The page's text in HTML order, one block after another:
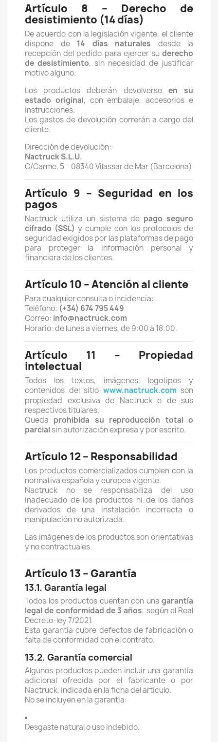
Artículo 8 – Derecho de
desistimiento (14 días)
De acuerdo con la legislación vigente, el cliente
dispone de 14 días naturales desde la
recepción del pedido para ejercer su derecho
de desistimiento, sin necesidad de justificar
motivo alguno.
Los productos deberán devolverse en su
estado original, con embalaje, accesorios e
instrucciones.
Los gastos de devolución correrán a cargo del
cliente.
Dirección de devolución:
Nactruck S.L.U.
C/Carme, 5 – 08340 Vilassar de Mar (Barcelona)
Artículo 9 – Seguridad en los
pagos
Nactruck utiliza un sistema de pago seguro
cifrado (SSL) y cumple con los protocolos de
seguridad exigidos por las plataformas de pago
para proteger la información personal y
financiera de los clientes.
Artículo 10 – Atención al cliente
Para cualquier consulta o incidencia:
Teléfono: (+34) 674 795 449
Correo: info@nactruck.com
Horario: de lunes a viernes, de 9:00 a 18:00.
Artículo 11 – Propiedad
intelectual
Todos los textos, imágenes, logotipos y
contenidos del sitio www.nactruck.comson
propiedad exclusiva de Nactruck o de sus
respectivos titulares.
Queda prohibida su reproducción total o
parcial sin autorización expresa y por escrito.
Artículo 12 – Responsabilidad
Los productos comercializados cumplen con la
normativa española y europea vigente.
Nactruck no se responsabiliza del uso
inadecuado de los productos ni de los daños
derivados de una instalación incorrecta o
manipulación no autorizada.
Las imágenes de los productos son orientativas
y no contractuales.
Artículo 13 – Garantía
13.1. Garantía legal
Todos los productos cuentan con una garantía
legal de conformidad de 3 años, según el Real
Decreto-ley 7/2021.
Esta garantía cubre defectos de fabricación o
falta de conformidad con el contrato.
13.2. Garantía comercial
Algunos productos pueden incluir una garantía
adicional ofrecida por el fabricante o por
Nactruck, indicada en la ficha del artículo.
No se incluyen en la garantía:
Desgaste natural o uso indebido.